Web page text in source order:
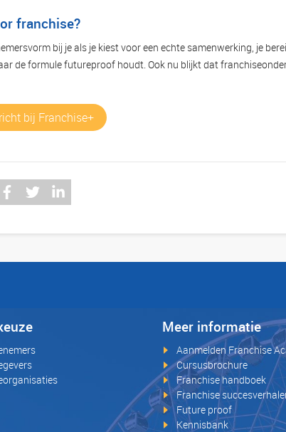
franchise?
bij je als je kiest voor een echte samenwerking, je
de formule futureproof houdt. Ook nu blijkt dat
bij Franchise+
Meer informatie
Aanmelden Franchise
Cursusbrochure
Franchise handboek
Franchise
Future proof
Kennisbank